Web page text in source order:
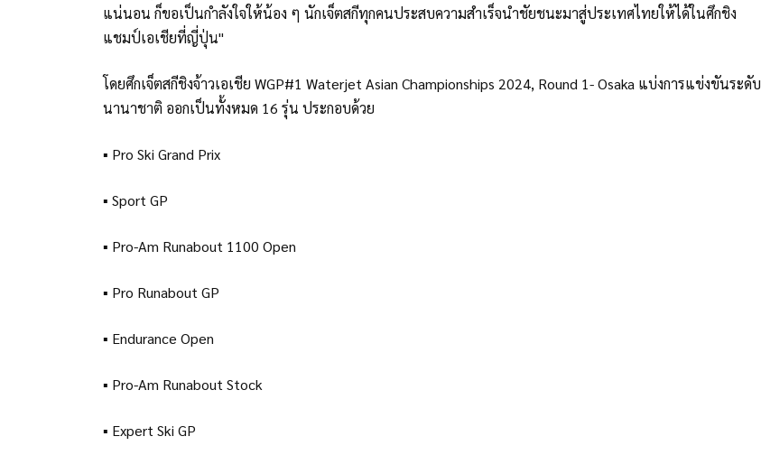
แน่นอน ก็ขอเป็นกำลังใจให้น้อง ๆ นักเจ็ตสกีทุกคนประสบความสำเร็จนำชัยชนะมาสู่ประเทศไทยให้ได้ในศึกชิง
แชมป์เอเชียที่ญี่ปุ่น"
โดยศึกเจ็ตสกีชิงจ้าวเอเชีย WGP#1 Waterjet Asian Championships 2024, Round 1- Osaka แบ่งการแข่งขันระดับ
นานาชาติ ออกเป็นทั้งหมด 16 รุ่น ประกอบด้วย
▪ Pro Ski Grand Prix
▪ Sport GP
▪ Pro-Am Runabout 1100 Open
▪ Pro Runabout GP
▪ Endurance Open
▪ Pro-Am Runabout Stock
▪ Expert Ski GP